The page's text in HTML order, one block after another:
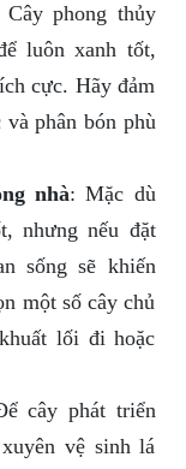
Cây phong thủy
luôn xanh tốt,
cực. Hãy đảm
và phân bón phù
nhà: Mặc dù
nhưng nếu đặt
sống sẽ khiến
một số cây chủ
lối đi hoặc
cây phát triển
vệ sinh lá